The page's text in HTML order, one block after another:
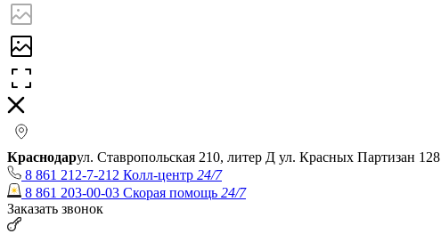
Краснодарул. Ставропольская 210, литер Д ул. Красных Партизан 128
8 861 212-7-212 Колл-центр 24/7
8 861 203-00-03 Скорая помощь 24/7
Заказать звонок